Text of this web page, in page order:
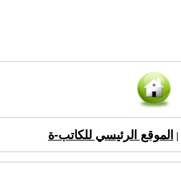
الموقع الرئيسي للكاتب-ة